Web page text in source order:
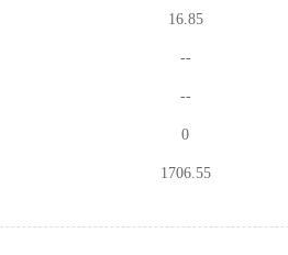
16.85
--
--
0
1706.55